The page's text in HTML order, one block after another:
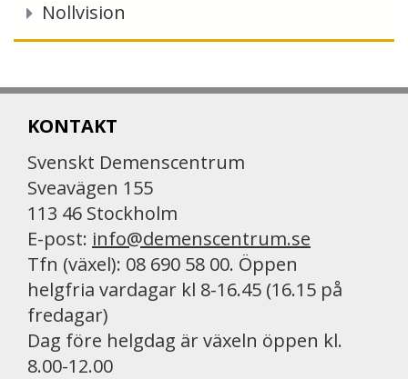
Nollvision
KONTAKT
Svenskt Demenscentrum
Sveavägen 155
113 46 Stockholm
E-post: info@demenscentrum.se
Tfn (växel): 08 690 58 00. Öppen
helgfria vardagar kl 8-16.45 (16.15 på
fredagar)
Dag före helgdag är växeln öppen kl.
8.00-12.00